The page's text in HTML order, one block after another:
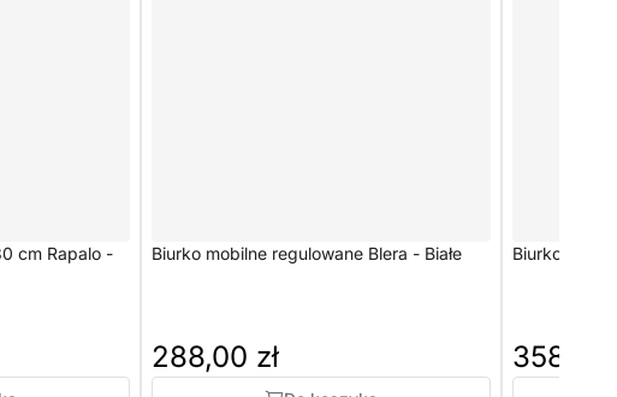
cm Rapalo -
Biurko mobilne regulowane Blera - Białe
288,00 zł
Biurko
358,00